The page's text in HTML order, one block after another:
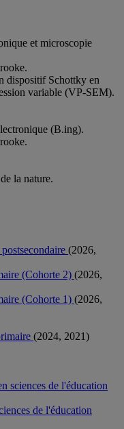
et microscopie
dispositif Schottky en
variable (VP-SEM).
(B.ing).
la nature.
(2026,
(Cohorte 2) (2026,
(Cohorte 1) (2026,
(2024, 2021)
sciences de l'éducation
de l'éducation